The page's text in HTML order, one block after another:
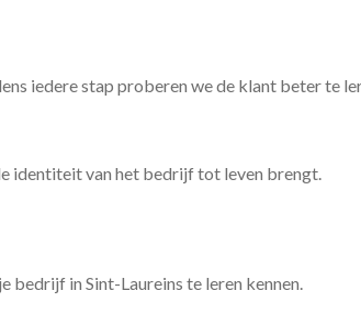
iedere stap proberen we de klant beter te
identiteit van het bedrijf tot leven brengt.
bedrijf in Sint-Laureins te leren kennen.